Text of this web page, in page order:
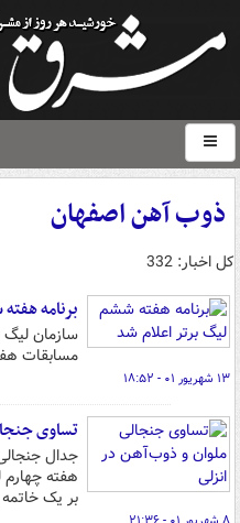
ذوب آهن اصفهان
کل اخبار: 332
برنامه
سازمان لیگ
مسابقات
۱۳ شهریور ۰۱ - ۱۸:۵۲
تساوی
جدال
هفته چهارم
بر یک خاتمه